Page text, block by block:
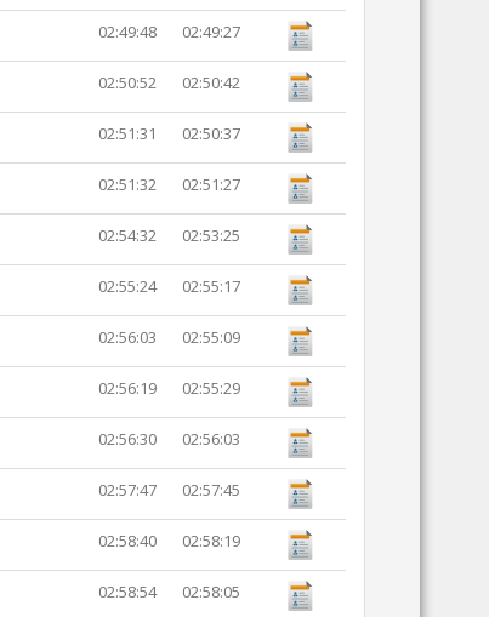
02:49:48 02:49:27
02:50:52 02:50:42
02:51:31 02:50:37
02:51:32 02:51:27
02:54:32 02:53:25
02:55:24 02:55:17
02:56:03 02:55:09
02:56:19 02:55:29
02:56:30 02:56:03
02:57:47 02:57:45
02:58:40 02:58:19
02:58:54 02:58:05